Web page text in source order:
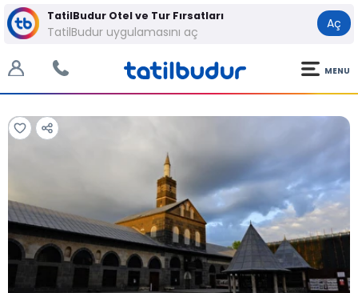
TatilBudur Otel ve Tur Fırsatları
TatilBudur uygulamasını aç
Aç
MENU
Tüm Fotoğraflar